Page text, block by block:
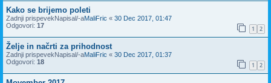
Kako se brijemo poleti
Zadnji prispevekNapisal/-aMaliFric « 30 Dec 2017, 01:47
Odgovori: 17 1 2
Želje in načrti za prihodnost
Zadnji prispevekNapisal/-aMaliFric « 30 Dec 2017, 01:37
Odgovori: 18 1 2